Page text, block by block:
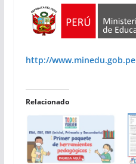
http://www.minedu.gob.pe
Relacionado